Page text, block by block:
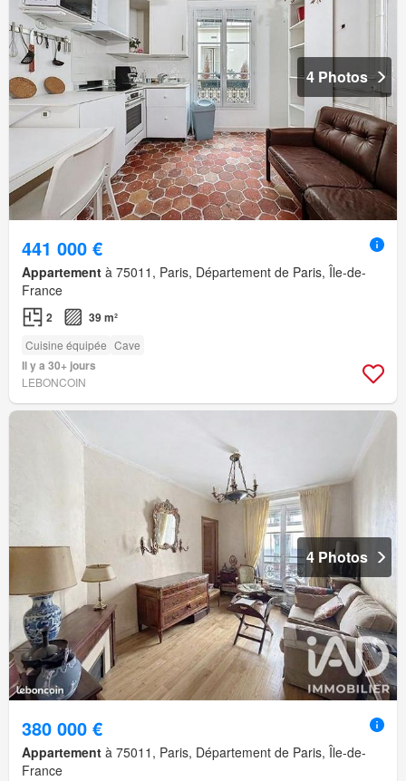
4 Photos
441 000 €
Appartement à 75011, Paris, Département de Paris, Île-de-
France
2 39 m²
Cuisine équipée Cave
Il y a 30+ jours
LEBONCOIN
4 Photos
380 000 €
Appartement à 75011, Paris, Département de Paris, Île-de-
France